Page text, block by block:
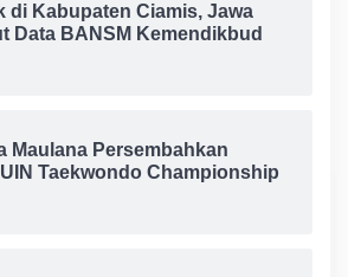
di Kabupaten Ciamis, Jawa
Data BANSM Kemendikbud
Maulana Persembahkan
Taekwondo Championship